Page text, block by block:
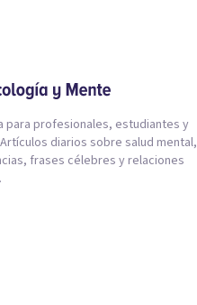
para profesionales, estudiantes y
diarios sobre salud mental,
frases célebres y relaciones